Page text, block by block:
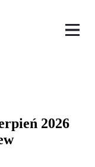
2026